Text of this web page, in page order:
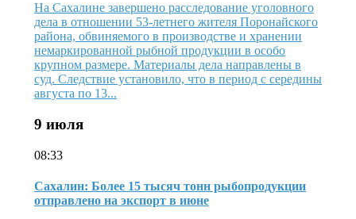
На Сахалине завершено расследование уголовного
дела в отношении 53-летнего жителя Поронайского
района, обвиняемого в производстве и хранении
немаркированной рыбной продукции в особо
крупном размере. Материалы дела направлены в
суд. Следствие установило, что в период с середины
августа по 13...
9 июля
08:33
Сахалин: Более 15 тысяч тонн рыбопродукции
отправлено на экспорт в июне